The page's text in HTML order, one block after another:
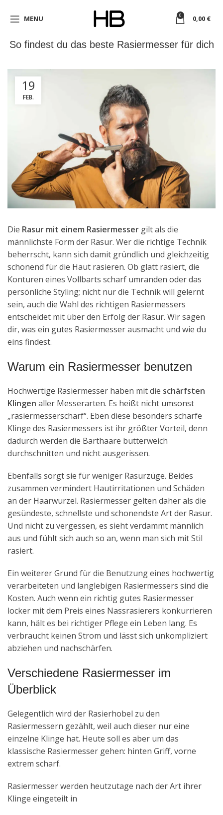
MENU 0 0,00 €
So findest du das beste Rasiermesser für dich
19
FEB.
Die Rasur mit einem Rasiermesser gilt als die
männlichste Form der Rasur. Wer die richtige Technik
beherrscht, kann sich damit gründlich und gleichzeitig
schonend für die Haut rasieren. Ob glatt rasiert, die
Konturen eines Vollbarts scharf umranden oder das
persönliche Styling; nicht nur die Technik will gelernt
sein, auch die Wahl des richtigen Rasiermessers
entscheidet mit über den Erfolg der Rasur. Wir sagen
dir, was ein gutes Rasiermesser ausmacht und wie du
eins findest.
Warum ein Rasiermesser benutzen
Hochwertige Rasiermesser haben mit die schärfsten
Klingen aller Messerarten. Es heißt nicht umsonst
„rasiermesserscharf“. Eben diese besonders scharfe
Klinge des Rasiermessers ist ihr größter Vorteil, denn
dadurch werden die Barthaare butterweich
durchschnitten und nicht ausgerissen.
Ebenfalls sorgt sie für weniger Rasurzüge. Beides
zusammen vermindert Hautirritationen und Schäden
an der Haarwurzel. Rasiermesser gelten daher als die
gesündeste, schnellste und schonendste Art der Rasur.
Und nicht zu vergessen, es sieht verdammt männlich
aus und fühlt sich auch so an, wenn man sich mit Stil
rasiert.
Ein weiterer Grund für die Benutzung eines hochwertig
verarbeiteten und langlebigen Rasiermessers sind die
Kosten. Auch wenn ein richtig gutes Rasiermesser
locker mit dem Preis eines Nassrasierers konkurrieren
kann, hält es bei richtiger Pflege ein Leben lang. Es
verbraucht keinen Strom und lässt sich unkompliziert
abziehen und nachschärfen.
Verschiedene Rasiermesser im
Überblick
Gelegentlich wird der Rasierhobel zu den
Rasiermessern gezählt, weil auch dieser nur eine
einzelne Klinge hat. Heute soll es aber um das
klassische Rasiermesser gehen: hinten Griff, vorne
extrem scharf.
Rasiermesser werden heutzutage nach der Art ihrer
Klinge eingeteilt in